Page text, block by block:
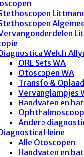
Welch
ORL Sets WA
Otoscopen WA
Transfo &
Vervanglampjes
Handvaten en
Andere
Heine
Alle Otoscopen
Handvaten en